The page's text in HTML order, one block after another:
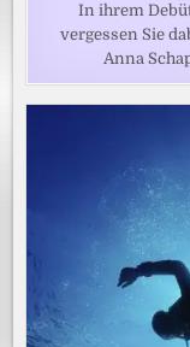
In ihrem
vergessen Sie
Anna